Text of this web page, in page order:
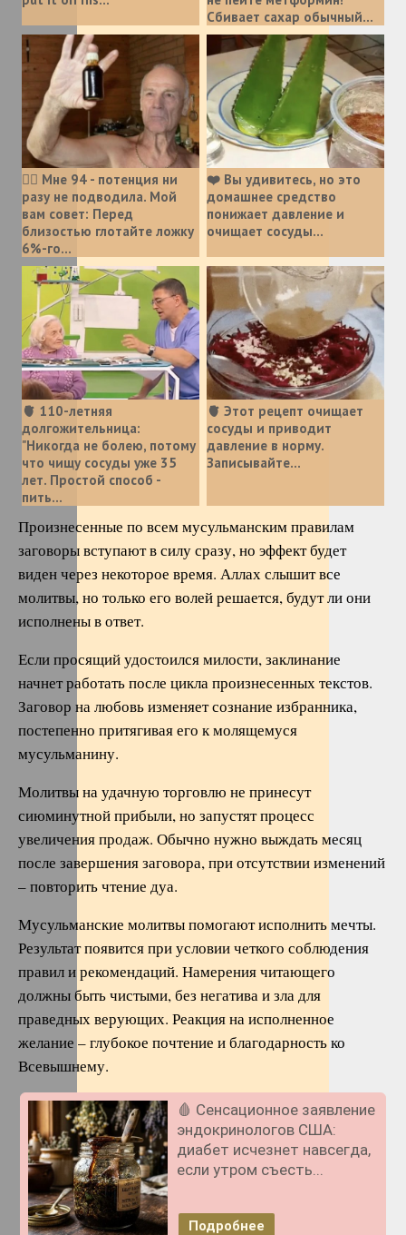
Сбивает сахар обычный...
❤️‍🔥 Мне 94 - потенция ни
разу не подводила. Мой
вам совет: Перед
близостью глотайте ложку
6%-го...
❤️ Вы удивитесь, но это
домашнее средство
понижает давление и
очищает сосуды...
🫀 110-летняя
долгожительница:
"Никогда не болею, потому
что чищу сосуды уже 35
лет. Простой способ -
пить...
🫀 Этот рецепт очищает
сосуды и приводит
давление в норму.
Записывайте...
Произнесенные по всем мусульманским правилам
заговоры вступают в силу сразу, но эффект будет
виден через некоторое время. Аллах слышит все
молитвы, но только его волей решается, будут ли они
исполнены в ответ.
Если просящий удостоился милости, заклинание
начнет работать после цикла произнесенных текстов.
Заговор на любовь изменяет сознание избранника,
постепенно притягивая его к молящемуся
мусульманину.
Молитвы на удачную торговлю не принесут
сиюминутной прибыли, но запустят процесс
увеличения продаж. Обычно нужно выждать месяц
после завершения заговора, при отсутствии изменений
– повторить чтение дуа.
Мусульманские молитвы помогают исполнить мечты.
Результат появится при условии четкого соблюдения
правил и рекомендаций. Намерения читающего
должны быть чистыми, без негатива и зла для
праведных верующих. Реакция на исполненное
желание – глубокое почтение и благодарность ко
Всевышнему.
🩸 Сенсационное заявление
эндокринологов США:
диабет исчезнет навсегда,
если утром съесть...
Подробнее